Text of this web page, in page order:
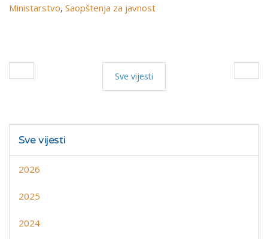
Ministarstvo, Saopštenja za javnost
Sve vijesti
Sve vijesti
2026
2025
2024